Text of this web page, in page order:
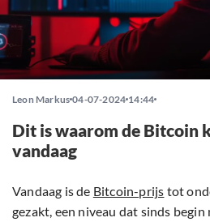
Leon Markus 04-07-2024 14:44
Dit is waarom de Bitcoin
vandaag
Vandaag is de Bitcoin-prijs tot
gezakt, een niveau dat sinds begin